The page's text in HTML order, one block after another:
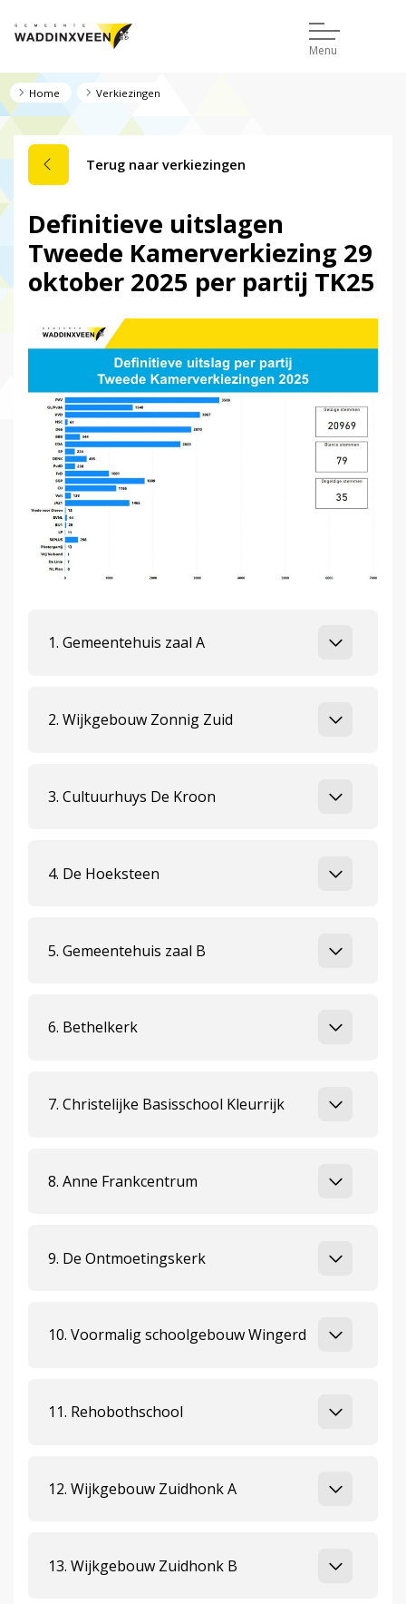
Menu
Home Verkiezingen
Terug naar verkiezingen
Definitieve uitslagen
Tweede Kamerverkiezing 29
oktober 2025 per partij TK25
1. Gemeentehuis zaal A
2. Wijkgebouw Zonnig Zuid
3. Cultuurhuys De Kroon
4. De Hoeksteen
5. Gemeentehuis zaal B
6. Bethelkerk
7. Christelijke Basisschool Kleurrijk
8. Anne Frankcentrum
9. De Ontmoetingskerk
10. Voormalig schoolgebouw Wingerd
11. Rehobothschool
12. Wijkgebouw Zuidhonk A
13. Wijkgebouw Zuidhonk B